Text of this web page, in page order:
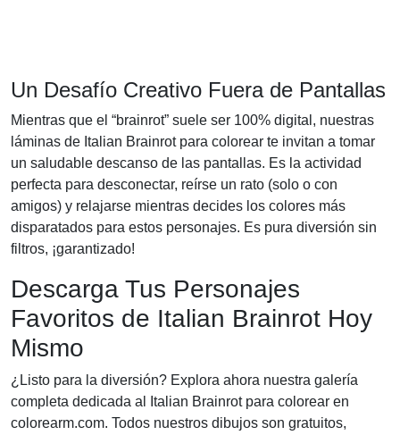
Un Desafío Creativo Fuera de Pantallas
Mientras que el “brainrot” suele ser 100% digital, nuestras
láminas de Italian Brainrot para colorear te invitan a tomar
un saludable descanso de las pantallas. Es la actividad
perfecta para desconectar, reírse un rato (solo o con
amigos) y relajarse mientras decides los colores más
disparatados para estos personajes. Es pura diversión sin
filtros, ¡garantizado!
Descarga Tus Personajes
Favoritos de Italian Brainrot Hoy
Mismo
¿Listo para la diversión? Explora ahora nuestra galería
completa dedicada al Italian Brainrot para colorear en
colorearm.com. Todos nuestros dibujos son gratuitos,